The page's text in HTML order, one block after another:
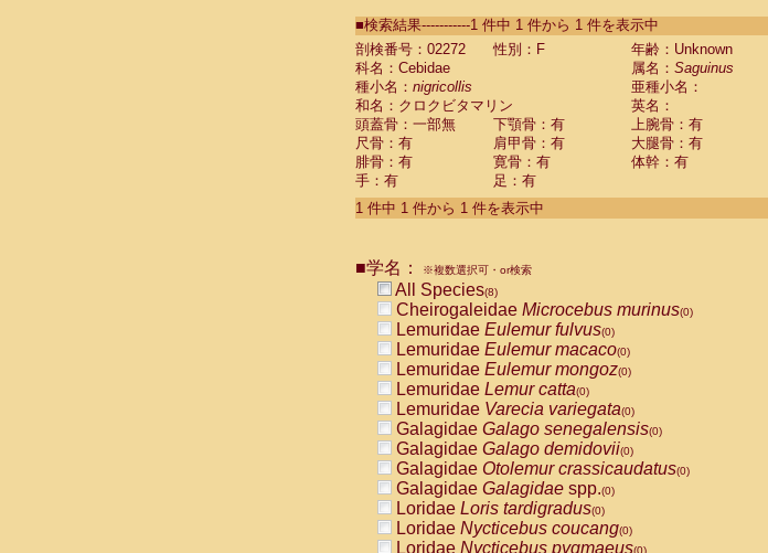
CebidaeSaguinus labiatus(0)
Cebidae Saguinus leucopus (0)
Cebidae
CebidaeSaguinus mystax
CebidaeSaguinus nigricollis (1)
Cebidae Saguinus oedipus
Cebidae Saguinus weddelli
Cebidae Saguinusspp.
Cebidae Aotus trivirgatus
Cebidae Cebus albifrons
CebidaeCebus nigrivittatus
CebidaeCebus
CebidaeSaimiri boliviensis(0)
CebidaeSaimiri sciureus(0)
AtelidaeAlouatta caraya(0)
AtelidaeAlouatta fusca(0)
AtelidaeAlouatta seniculus
AtelidaeAlouattaspp.(0)
AtelidaeAteles belzebuth(0)
AtelidaeAteles geoffroyi(0)
AtelidaeAteles paniscus(0)
AtelidaeAtelesspp.(0)
Atelidae Lagothrix lagothricha
AtelidaeLagothrix lagothricha cana
PitheciidaeCacajao calvus rubicundus
■検索結果-----------1 件中 1 件から 1 件を表示中
剖検番号：02272
性別：F
年齢：Unknown
科名：Cebidae
属名： Saguinus
種小名： nigricollis
亜種小名：
和名：クロクビタマリン
英名：
頭蓋骨：一部無
下顎骨：有 上腕骨：有
尺骨：有
肩甲骨：有 大腿骨：有
腓骨：有
寛骨：有
体幹：有
手：有
足：有
1 件中 1 件から 1 件を表示中
■学名： ※複数選択可・or検索
All Species(8)
Cheirogaleidae Microcebus murinus(0)
Lemuridae Eulemur fulvus(0)
Lemuridae Eulemur macaco(0)
Lemuridae Eulemur mongoz(0)
Lemuridae Lemur catta(0)
Lemuridae Varecia variegata(0)
Galagidae Galago senegalensis(0)
Galagidae Galago demidovii(0)
Galagidae Otolemur crassicaudatus(0)
Galagidae Galagidae spp.(0)
Loridae Loris tardigradus(0)
Loridae Nycticebus coucang(0)
Loridae Nycticebus pygmaeus(0)